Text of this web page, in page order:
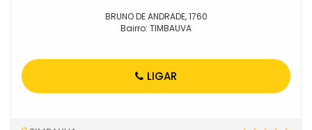
BRUNO DE ANDRADE, 1760
Bairro: TIMBAUVA
LIGAR